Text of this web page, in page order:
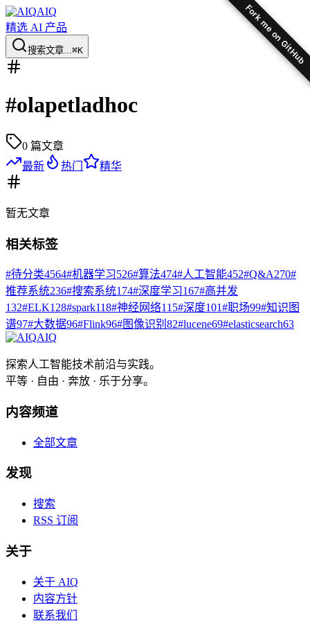
Fork me on GitHub
AIQ
精选 AI 产品
搜索文章...⌘K
#olapetladhoc
0 篇文章
最新
热门 精华
暂无文章
相关标签
#待分类4564#机器学习526#算法474#人工智能452#Q&A270#
推荐系统236#搜索系统174#深度学习167#高并发
132#ELK128#spark118#神经网络115#深度101#职场99#知识图
谱97#大数据96#Flink96#图像识别 82#lucene69#elasticsearch63
AIQ
探索人工智能技术前沿与实践。
平等 · 自由 · 奔放 · 乐于分享。
内容频道
全部文章
发现
搜索
RSS 订阅
关于
关于 AIQ
内容方针
联系我们